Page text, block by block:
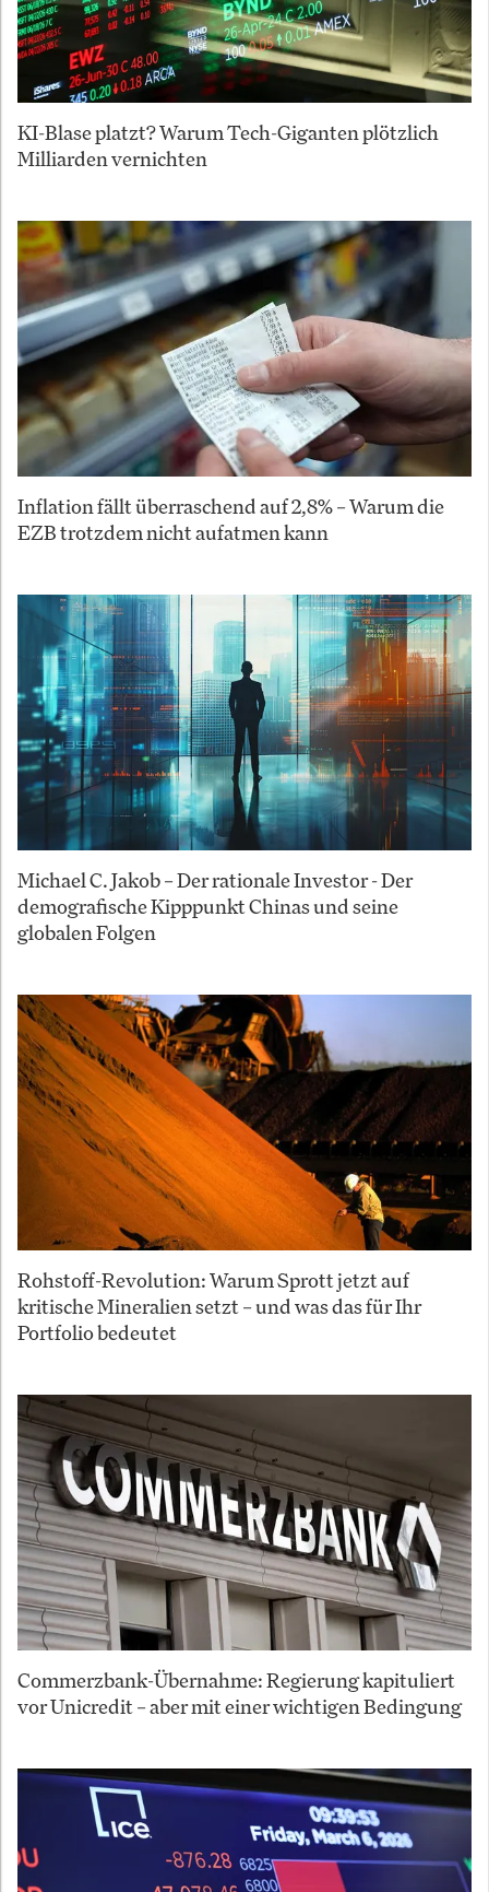
KI-Blase platzt? Warum Tech-Giganten plötzlich
Milliarden vernichten
Inflation fällt überraschend auf 2,8% – Warum die
EZB trotzdem nicht aufatmen kann
Michael C. Jakob – Der rationale Investor - Der
demografische Kipppunkt Chinas und seine
globalen Folgen
Rohstoff-Revolution: Warum Sprott jetzt auf
kritische Mineralien setzt – und was das für Ihr
Portfolio bedeutet
Commerzbank-Übernahme: Regierung kapituliert
vor Unicredit – aber mit einer wichtigen Bedingung